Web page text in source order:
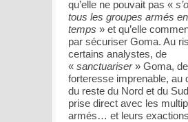
qu’elle ne pouvait pas «
tous les groupes armés
temps » et qu’elle
par sécuriser Goma. Au
certains analystes, de
« sanctuariser» Goma,
forteresse imprenable, au
du reste du Nord et du
prise direct avec les
armés… et leurs